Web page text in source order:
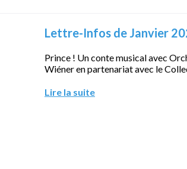
Lettre-Infos de Janvier
Prince ! Un conte musical avec
Wiéner en partenariat avec le
Lire la suite